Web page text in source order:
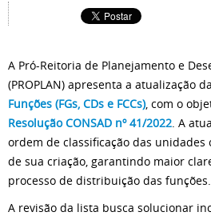
A Pró-Reitoria de Planejamento e
(PROPLAN) apresenta a atualização da
Funções (FGs, CDs e FCCs), com o
Resolução CONSAD nº 41/2022. A
ordem de classificação das
de sua criação, garantindo maior
processo de distribuição das funções.
A revisão da lista busca solucionar